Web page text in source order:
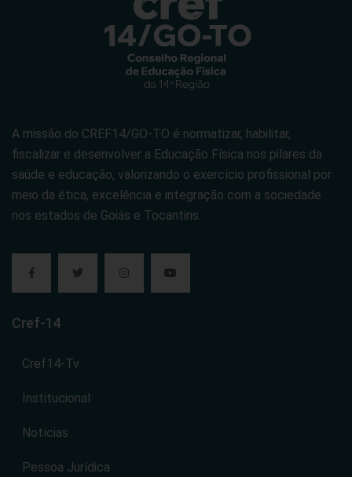
A missão do CREF14/GO-TO é normatizar, habilitar,
fiscalizar e desenvolver a Educação Física nos pilares da
saúde e educação, valorizando o exercício profissional por
meio da ética, excelência e integração com a sociedade
nos estados de Goiás e Tocantins.
Cref-14
Cref14-Tv
Institucional
Notícias
Pessoa Jurídica